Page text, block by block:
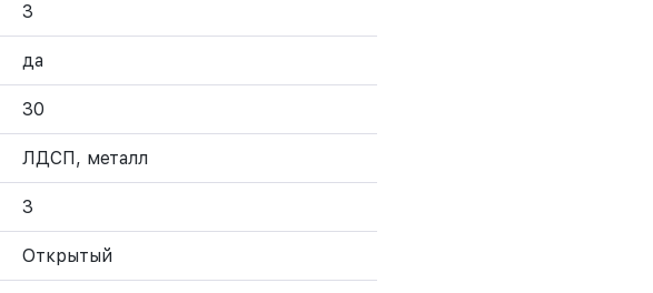
3
да
30
ЛДСП, металл
3
Открытый